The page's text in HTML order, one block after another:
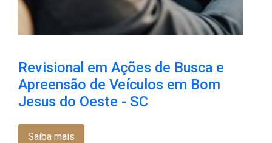
Revisional em Ações de Busca e
Apreensão de Veículos em Bom
Jesus do Oeste - SC
Saiba mais